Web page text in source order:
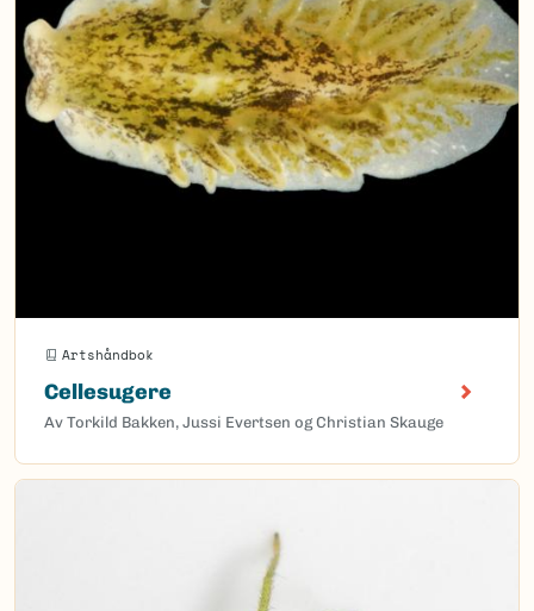
Artshåndbok
Cellesugere
Av Torkild Bakken, Jussi Evertsen og Christian Skauge